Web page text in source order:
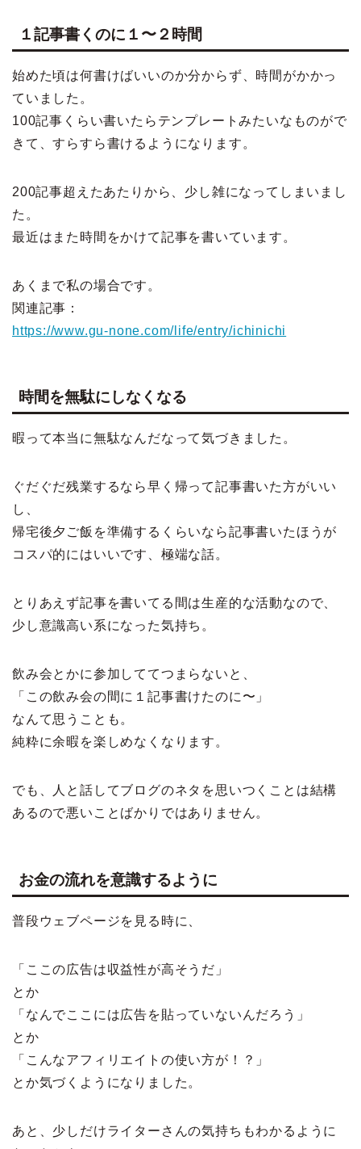
１記事書くのに１〜２時間
始めた頃は何書けばいいのか分からず、時間がかかっ
ていました。
100記事くらい書いたらテンプレートみたいなものがで
きて、すらすら書けるようになります。
200記事超えたあたりから、少し雑になってしまいまし
た。
最近はまた時間をかけて記事を書いています。
あくまで私の場合です。
関連記事：
https://www.gu-none.com/life/entry/ichinichi
時間を無駄にしなくなる
暇って本当に無駄なんだなって気づきました。
ぐだぐだ残業するなら早く帰って記事書いた方がいい
し、
帰宅後夕ご飯を準備するくらいなら記事書いたほうが
コスパ的にはいいです、極端な話。
とりあえず記事を書いてる間は生産的な活動なので、
少し意識高い系になった気持ち。
飲み会とかに参加しててつまらないと、
「この飲み会の間に１記事書けたのに〜」
なんて思うことも。
純粋に余暇を楽しめなくなります。
でも、人と話してブログのネタを思いつくことは結構
あるので悪いことばかりではありません。
お金の流れを意識するように
普段ウェブページを見る時に、
「ここの広告は収益性が高そうだ」
とか
「なんでここには広告を貼っていないんだろう」
とか
「こんなアフィリエイトの使い方が！？」
とか気づくようになりました。
あと、少しだけライターさんの気持ちもわかるように